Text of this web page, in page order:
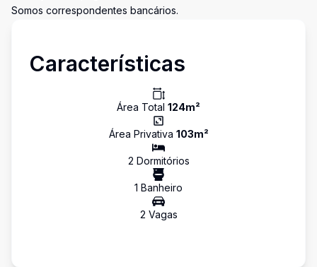
Somos correspondentes bancários.
Características
Área Total 124m²
Área Privativa 103m²
2 Dormitórios
1 Banheiro
2 Vagas